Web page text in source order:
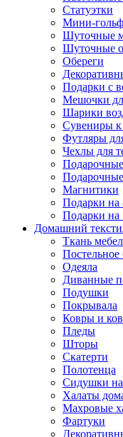
Статуэтки
Мини-гольф
Шуточные
Шуточные
Обереги
Подарки с
Мешочки
Шарики
Сувениры к
Футляры
Чехлы для
Магнитики
Подарки на
Подарки на
Домашний
Ткань
Постельное
Одеяла
Диванные
Подушки
Покрывала
Ковры и
Пледы
Шторы
Скатерти
Полотенца
Сидушки на
Халаты
Махровые
Фартуки